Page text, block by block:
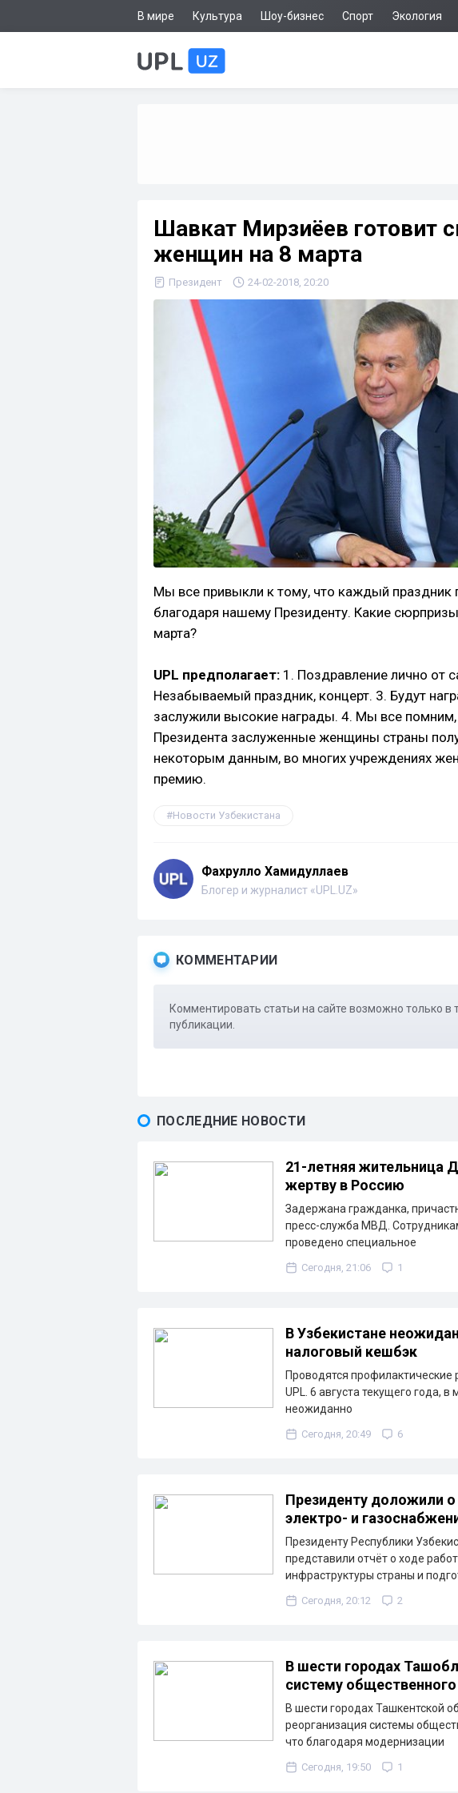
В мире Культура Шоу-бизнес Спорт Экология
Шавкат Мирзиёев готовит
женщин на 8 марта
Президент 24-02-2018, 20:20
Мы все привыкли к тому, что каждый праздник
благодаря нашему Президенту. Какие
марта?
UPL предполагает: 1. Поздравление лично от
Незабываемый праздник, концерт. 3. Будут
заслужили высокие награды. 4. Мы все
Президента заслуженные женщины страны
некоторым данным, во многих учреждениях
премию.
Новости Узбекистана
Фахрулло Хамидуллаев
Блогер и журналист «UPL.UZ»
КОММЕНТАРИИ
Комментировать статьи на сайте возможно только в
публикации.
ПОСЛЕДНИЕ НОВОСТИ
21-летняя жительница
жертву в Россию
Задержана гражданка,
пресс-служба МВД.
проведено специальное
Сегодня, 21:06 1
В Узбекистане
налоговый кешбэк
Проводятся
UPL. 6 августа текущего года,
неожиданно
Сегодня, 20:49 6
Президенту доложили
электро- и
Президенту Республики
представили отчёт о ходе
инфраструктуры страны и
Сегодня, 20:12 2
В шести городах
систему
В шести городах Ташкентской
реорганизация системы
что благодаря модернизации
Сегодня, 19:50 1